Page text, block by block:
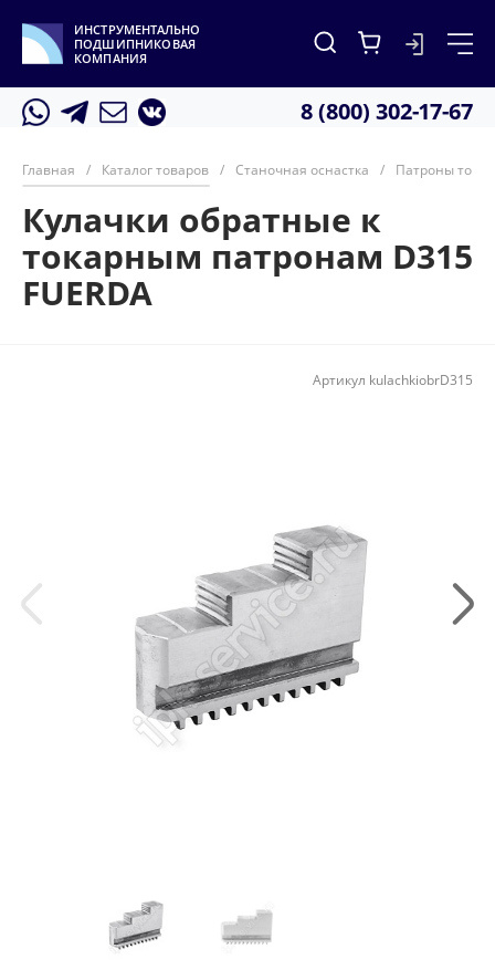
ИНСТРУМЕНТАЛЬНО
ПОДШИПНИКОВАЯ
КОМПАНИЯ
8 (800) 302-17-67
Главная / Каталог товаров / Станочная оснастка / Патроны
Кулачки обратные к
токарным патронам D315
FUERDA
Артикул kulachkiobrD315